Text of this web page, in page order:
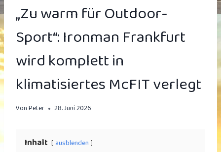
„Zu warm für Outdoor-
Sport“: Ironman Frankfurt
wird komplett in
klimatisiertes McFIT verlegt
VonPeter 28. Juni 2026
Inhalt ausblenden